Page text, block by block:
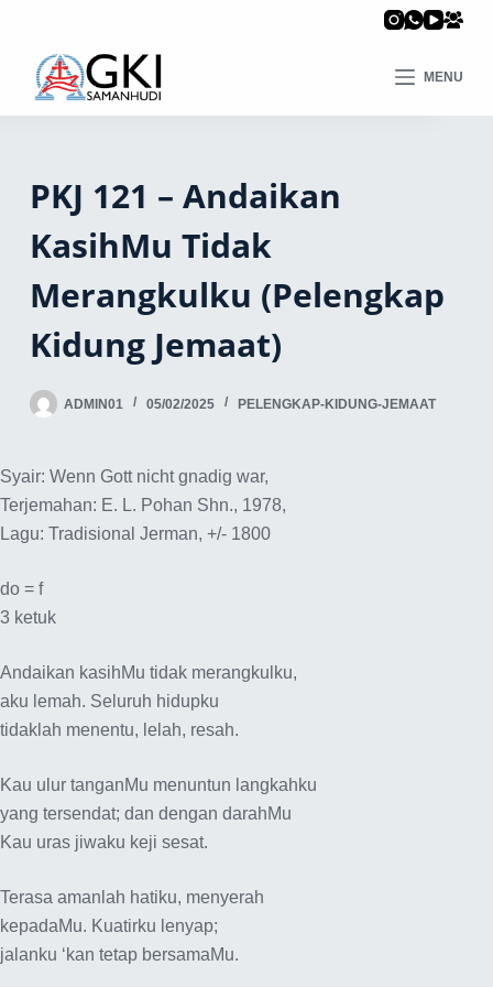
MENU
PKJ 121 – Andaikan
KasihMu Tidak
Merangkulku (Pelengkap
Kidung Jemaat)
ADMIN01 05/02/2025 PELENGKAP-KIDUNG-JEMAAT
Syair: Wenn Gott nicht gnadig war,
Terjemahan: E. L. Pohan Shn., 1978,
Lagu: Tradisional Jerman, +/- 1800
do = f
3 ketuk
Andaikan kasihMu tidak merangkulku,
aku lemah. Seluruh hidupku
tidaklah menentu, lelah, resah.
Kau ulur tanganMu menuntun langkahku
yang tersendat; dan dengan darahMu
Kau uras jiwaku keji sesat.
Terasa amanlah hatiku, menyerah
kepadaMu. Kuatirku lenyap;
jalanku ‘kan tetap bersamaMu.